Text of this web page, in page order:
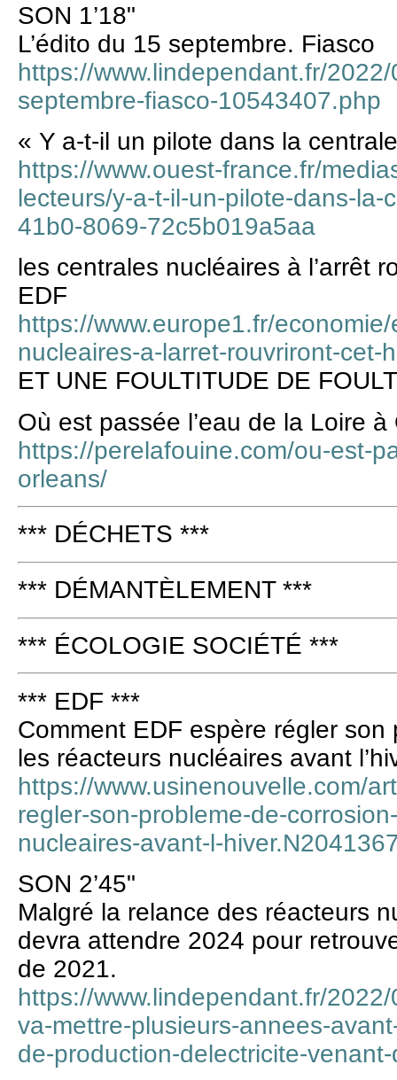
SON 1’18"
L’édito du 15 septembre. Fiasco
https://www.lindependant.fr/
septembre-fiasco-10543407.php
« Y a-t-il un pilote dans la
https://www.ouest-france.fr/
lecteurs/y-a-t-il-un-pilote-dans-
41b0-8069-72c5b019a5aa
les centrales nucléaires à l’arrêt
EDF
https://www.europe1.fr/
nucleaires-a-larret-rouvriront-cet-
ET UNE FOULTITUDE DE
Où est passée l’eau de la Loire à
https://perelafouine.com/ou-est-
orleans/
*** DÉCHETS ***
*** DÉMANTÈLEMENT ***
*** ÉCOLOGIE SOCIÉTÉ ***
*** EDF ***
Comment EDF espère régler
les réacteurs nucléaires avant
https://www.usinenouvelle.com/
regler-son-probleme-de-
nucleaires-avant-l-
SON 2’45"
Malgré la relance des réacteurs
devra attendre 2024 pour
de 2021.
https://www.lindependant.fr/
va-mettre-plusieurs-annees-
de-production-delectricite-